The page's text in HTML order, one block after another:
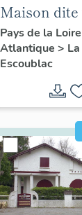
Maison
balnéaire
15 avenue
d'Armorique
Pays de la Loire
Atlantique >
Escoublac